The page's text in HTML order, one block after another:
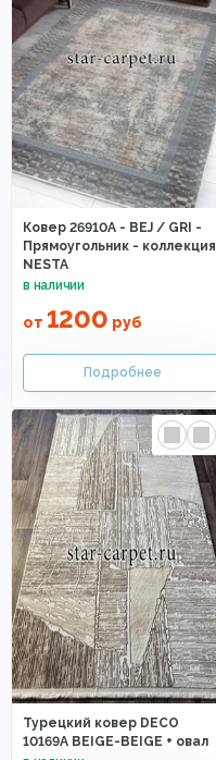
Ковер 26910A - BEJ / GRI -
Прямоугольник - коллекция
NESTA
от 1200 руб
Турецкий ковер DECO
10169A BEIGE-BEIGE + овал